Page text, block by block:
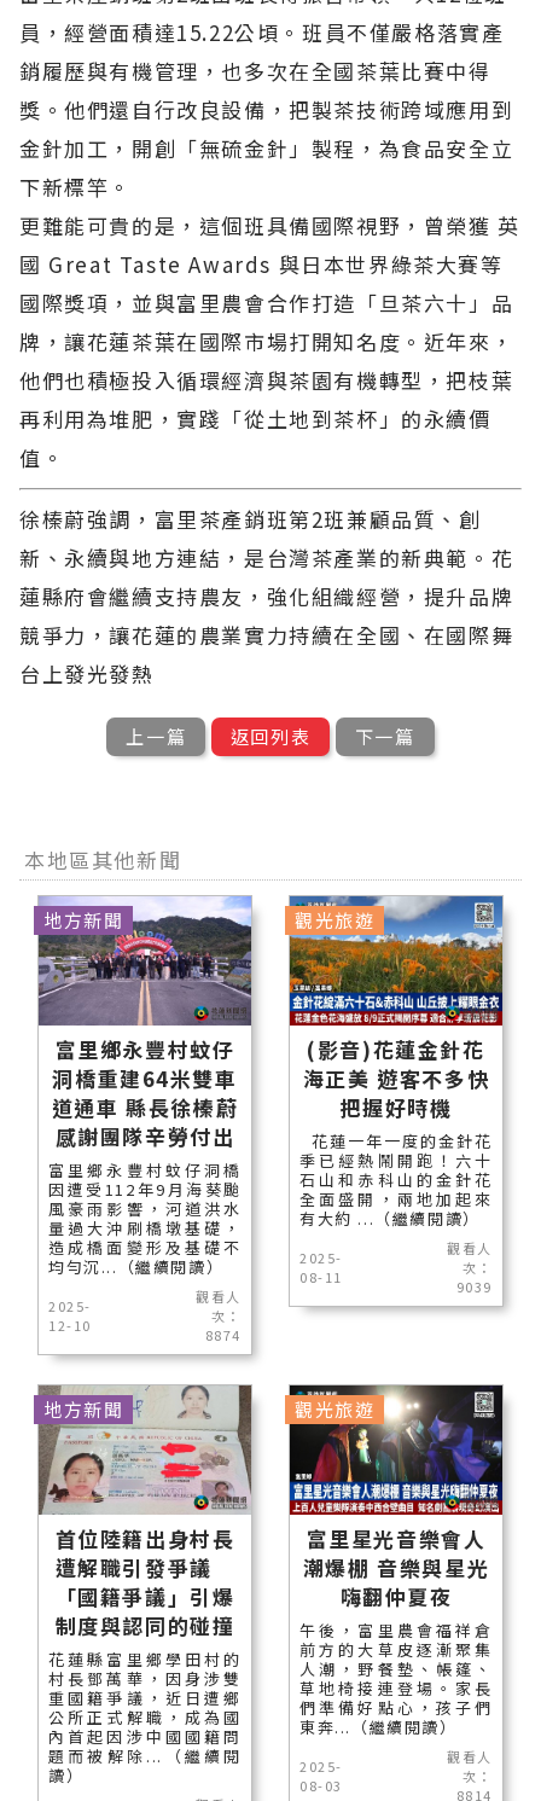
員，經營面積達15.22公頃。班員不僅嚴格落實產
銷履歷與有機管理，也多次在全國茶葉比賽中得
獎。他們還自行改良設備，把製茶技術跨域應用到
金針加工，開創「無硫金針」製程，為食品安全立
下新標竿。
更難能可貴的是，這個班具備國際視野，曾榮獲 英
國 Great Taste Awards 與日本世界綠茶大賽等
國際獎項，並與富里農會合作打造「旦茶六十」品
牌，讓花蓮茶葉在國際市場打開知名度。近年來，
他們也積極投入循環經濟與茶園有機轉型，把枝葉
再利用為堆肥，實踐「從土地到茶杯」的永續價
值。
徐榛蔚強調，富里茶產銷班第2班兼顧品質、創
新、永續與地方連結，是台灣茶產業的新典範。花
蓮縣府會繼續支持農友，強化組織經營，提升品牌
競爭力，讓花蓮的農業實力持續在全國、在國際舞
台上發光發熱
上一篇 返回列表 下一篇
本地區其他新聞
富里鄉永豐村蚊仔
洞橋重建64米雙車
道通車 縣長徐榛蔚
感謝團隊辛勞付出
富里鄉永豐村蚊仔洞橋
因遭受112年9月海葵颱
風豪雨影響，河道洪水
量過大沖刷橋墩基礎，
造成橋面變形及基礎不
均勻沉...（繼續閱讀）
2025-
12-10
觀看人
次：
8874
地方新聞
(影音)花蓮金針花
海正美 遊客不多快
把握好時機
花蓮一年一度的金針花
季已經熱鬧開跑！六十
石山和赤科山的金針花
全面盛開，兩地加起來
有大約 ...（繼續閱讀）
2025-
08-11
觀看人
次：
9039
觀光旅遊
首位陸籍出身村長
遭解職引發爭議
「國籍爭議」引爆
制度與認同的碰撞
花蓮縣富里鄉學田村的
村長鄧萬華，因身涉雙
重國籍爭議，近日遭鄉
公所正式解職，成為國
內首起因涉中國國籍問
題而被解除...（繼續閱
讀）
地方新聞
富里星光音樂會人
潮爆棚 音樂與星光
嗨翻仲夏夜
午後，富里農會福祥倉
前方的大草皮逐漸聚集
人潮，野餐墊、帳篷、
草地椅接連登場。家長
們準備好點心，孩子們
東奔...（繼續閱讀）
2025-
08-03
觀看人
次：
8814
觀光旅遊